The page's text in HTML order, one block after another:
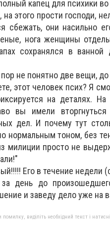
капец для психики
на этого прости господи,
сбежать, они насильно
нога женщины
сохранялся в
не понятно две вещи,
этот человек псих? Я
на деталях.
вы имели
дел. И почему тут
нормальным тоном, без
милиции просто не
Его в течение
день до
и заведу дело уже на
виділіть необхідний текст і